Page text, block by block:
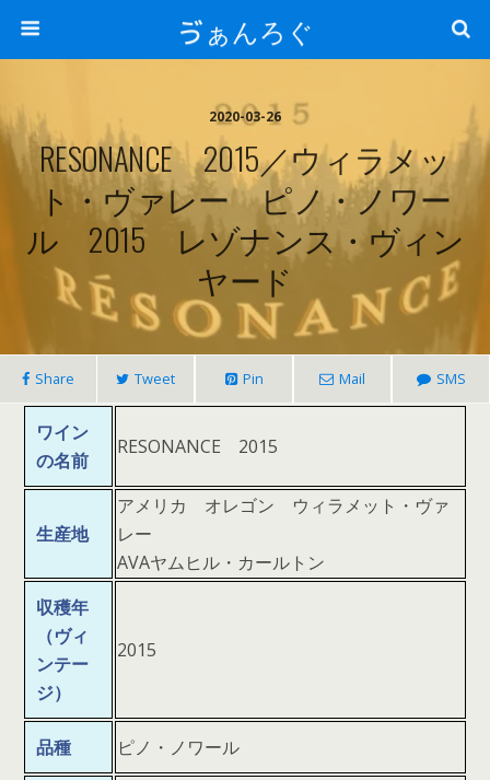
ゔぁんろぐ
2020-03-26
RESONANCE 2015／ウィラメッ
ト・ヴァレー ピノ・ノワー
ル 2015 レゾナンス・ヴィン
ヤード
Share Tweet Pin Mail SMS
ワイン
の名前
RESONANCE 2015
生産地
アメリカ オレゴン ウィラメット・ヴァ
レー
AVAヤムヒル・カールトン
収穫年
（ヴィ
ンテー
ジ）
2015
品種 ピノ・ノワール